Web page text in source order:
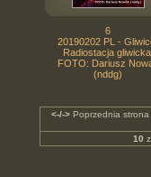
6
20190202 PL -
Radiostacja gliwicka.
FOTO: Dariusz
(nddg)
<-/->Poprzednia strona
10